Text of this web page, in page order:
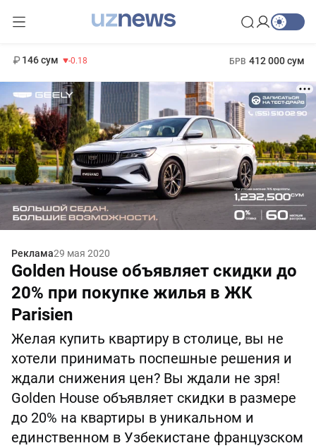
146 сум -0.18 БРВ 412 000 сум
Реклама29 мая 2020
Golden House объявляет скидки до
20% при покупке жилья в ЖК
Parisien
Желая купить квартиру в столице, вы не
хотели принимать поспешные решения и
ждали снижения цен? Вы ждали не зря!
Golden House объявляет скидки в размере
до 20% на квартиры в уникальном и
единственном в Узбекистане французском